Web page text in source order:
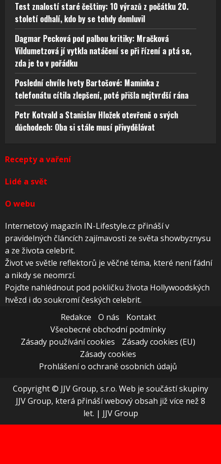
Test znalostí staré češtiny: 10 výrazů z počátku 20.
století odhalí, kdo by se tehdy domluvil
Dagmar Pecková pod palbou kritiky: Mračková
Vildumetzová jí vytkla natáčení se při řízení a ptá se,
zda je to v pořádku
Poslední chvíle Ivety Bartošové: Maminka z
telefonátu cítila zlepšení, poté přišla nejtvrdší rána
Petr Kotvald a Stanislav Hložek otevřeně o svých
důchodech: Oba si stále musí přivydělávat
Recepty a vaření
Lidé a svět
O webu
Internetový magazín IN-Lifestyle.cz přináší v
pravidelných článcích zajímavosti ze světa showbyznysu
a ze života celebrit.
Život ve světle reflektorů je věčné téma, které není fádní
a nikdy se neomrzí.
Pojďte nahlédnout pod pokličku života Hollywoodských
hvězd i do soukromí českých celebrit.
Redakce
O nás
Kontakt
Všeobecné obchodní podmínky
Zásady používání cookies
Zásady cookies (EU)
Zásady cookies
Prohlášení o ochraně osobních údajů
Copyright © JJV Group, s.r.o. Web je součástí skupiny
JJV Group, která přináší webový obsah již více než 8
let. | JJV Group